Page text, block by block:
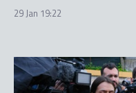
29 Jan 19:22